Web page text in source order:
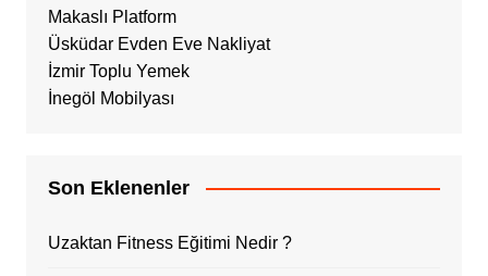
Makaslı Platform
Üsküdar Evden Eve Nakliyat
İzmir Toplu Yemek
İnegöl Mobilyası
Son Eklenenler
Uzaktan Fitness Eğitimi Nedir ?